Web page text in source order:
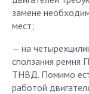
замене
мест;
— на
сползания ремня
ТНВД. Помимо
работой